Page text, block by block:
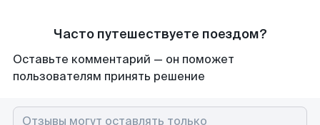
Часто путешествуете поездом?
Оставьте комментарий — он поможет
пользователям принять решение